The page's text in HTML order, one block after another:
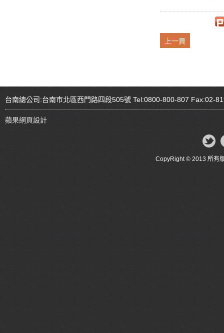
上一頁
台南總公司:台南市北區西門路四段505號 Tel:0800-800-807 Fax:02-
蘋果網頁設計
CopyRight © 2013 所有